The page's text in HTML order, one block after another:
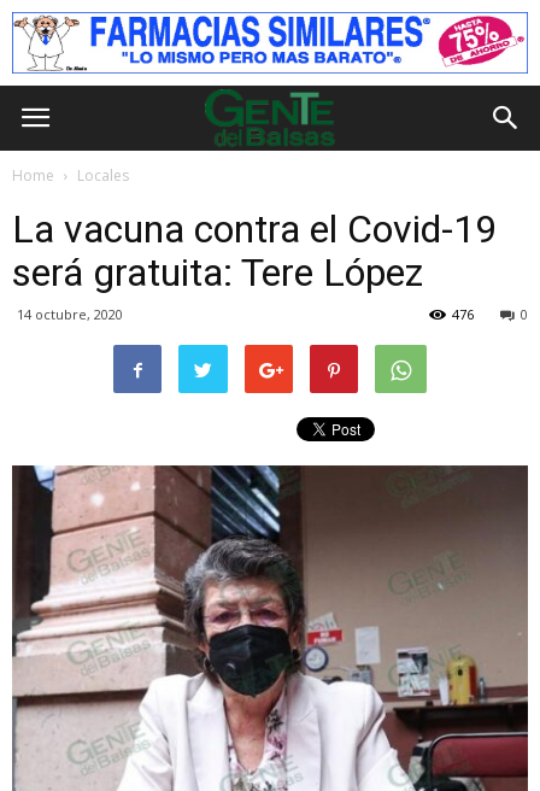
Home Locales
La vacuna contra el Covid-19
será gratuita: Tere López
14 octubre, 2020 0
476